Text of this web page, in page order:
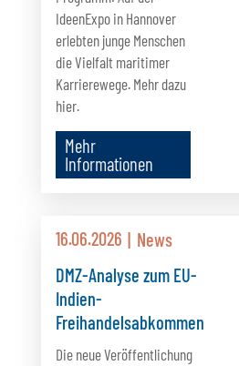
IdeenExpo in Hannover
erlebten junge Menschen
die Vielfalt maritimer
Karrierewege. Mehr dazu
hier.
Mehr
Informationen
16.06.2026
News
DMZ-Analyse zum EU-
Indien-
Freihandelsabkommen
Die neue Veröffentlichung